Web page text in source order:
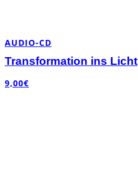
AUDIO-CD
Transformation ins Licht
9,00€